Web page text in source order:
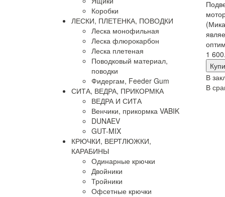
Коробки
ЛЕСКИ, ПЛЕТЕНКА, ПОВОДКИ
Леска монофильная
Леска флюрокарбон
Леска плетеная
Поводковый материал,
поводки
Фидергам, Feeder Gum
СИТА, ВЕДРА, ПРИКОРМКА
ВЕДРА И СИТА
Венчики, прикормка VABIK
DUNAEV
GUT-MIX
КРЮЧКИ, ВЕРТЛЮЖКИ,
КАРАБИНЫ
Одинарные крючки
Двойники
Тройники
Офсетные крючки
1
В
В